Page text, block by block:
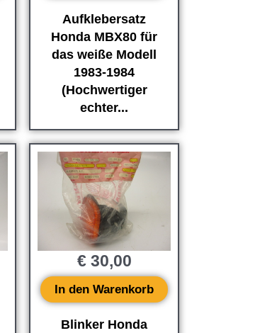
Aufklebersatz
Honda MBX80 für
das weiße Modell
1983-1984
(Hochwertiger
echter...
Blinker Honda
€30,00
In den Warenkorb